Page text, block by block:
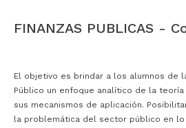
FINANZAS PUBLICAS -
El objetivo es brindar a los alumnos de
Público un enfoque analítico de la teoría
sus mecanismos de aplicación.
la problemática del sector público en